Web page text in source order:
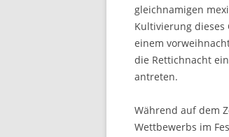
gleichnamigen
Kultivierung dieses
einem
die Rettichnacht
antreten.
Während auf dem
Wettbewerbs im